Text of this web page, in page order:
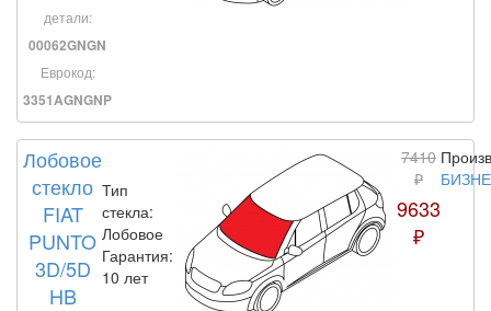
детали:
00062GNGN
Еврокод:
3351AGNGNP
Лобовое
стекло
FIAT
PUNTO
3D/5D
HB
Тип
стекла:
Лобовое
Гарантия:
10 лет
7410
₽
9633
₽